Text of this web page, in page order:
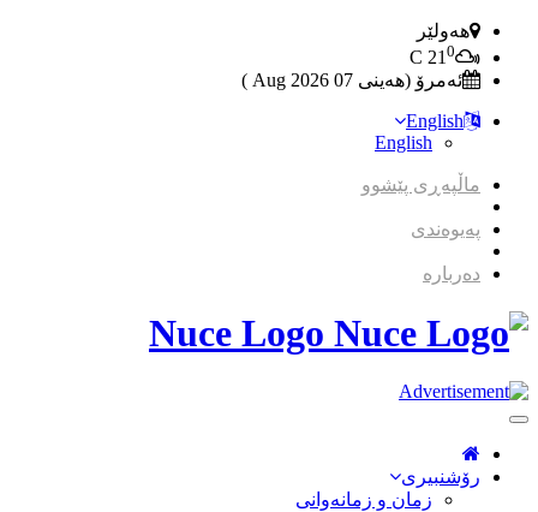
هەولێر
21 0
ئەمرۆ (هەینی 07 2026 Aug )
English
English
ماڵپەڕی پێشوو
پەیوەندی
دەربارە
Nuce Logo
Toggle
Navigation
رۆشنبیری
زمان و زمانه‌وانی